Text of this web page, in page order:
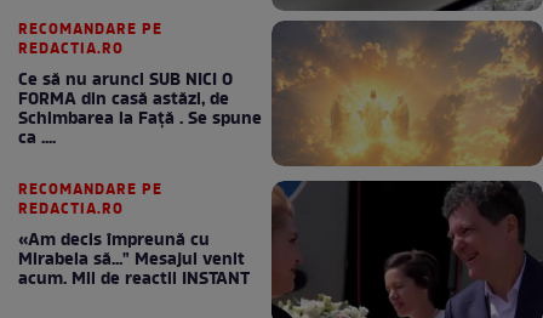
RECOMANDARE PE
REDACTIA.RO
Ce să nu arunci SUB NICI O
FORMA din casă astăzi, de
Schimbarea la Față . Se spune
ca ....
RECOMANDARE PE
REDACTIA.RO
«Am decis împreună cu
Mirabela să..." Mesajul venit
acum. Mii de reactii INSTANT